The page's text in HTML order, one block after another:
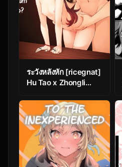
ระวังหลังหัก [ricegnat]
Hu Tao x Zhongli